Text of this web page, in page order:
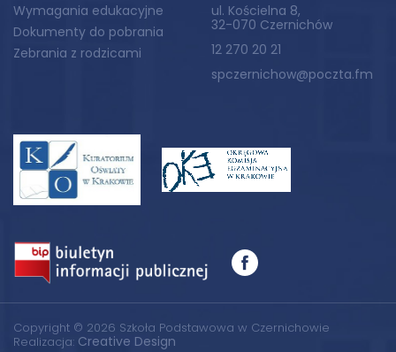
Wymagania edukacyjne
Dokumenty do pobrania
Zebrania z rodzicami
ul. Kościelna 8,
32-070 Czernichów
12 270 20 21
spczernichow@poczta.fm
Copyright © 2026 Szkoła Podstawowa w Czernichowie
Realizacja: Creative Design